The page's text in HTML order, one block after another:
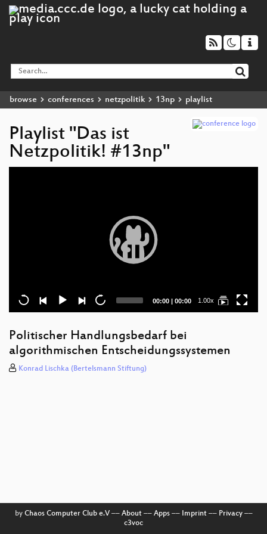
browse conferences netzpolitik 13np playlist
Playlist "Das ist
Netzpolitik! #13np"
Current
00:00 | Total
00:00 1.00x
Politischer Handlungsbedarf bei
algorithmischen Entscheidungssystemen
Konrad Lischka (Bertelsmann Stiftung)
by Chaos Computer Club e.V–– About–– Apps–– Imprint–– Privacy––
c3voc